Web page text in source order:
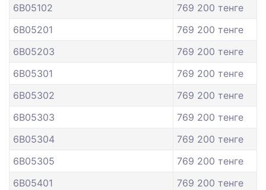
6B05102
769 200 тенге
6B05201
769 200 тенге
6B05203
769 200 тенге
6B05301
769 200 тенге
6B05302
769 200 тенге
6B05303
769 200 тенге
6B05304
769 200 тенге
6B05305
769 200 тенге
6B05401
769 200 тенге